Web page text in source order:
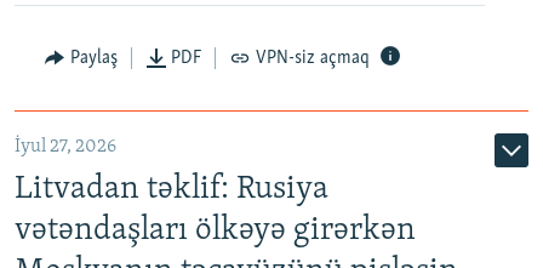
Paylaş PDF VPN-siz açmaq
İyul 27, 2026
Litvadan təklif: Rusiya
vətəndaşları ölkəyə girərkən